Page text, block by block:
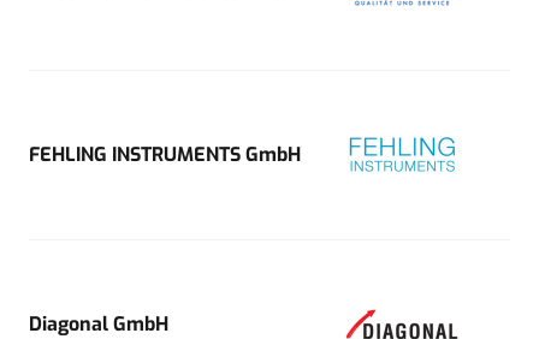
FEHLING INSTRUMENTS GmbH
Diagonal GmbH